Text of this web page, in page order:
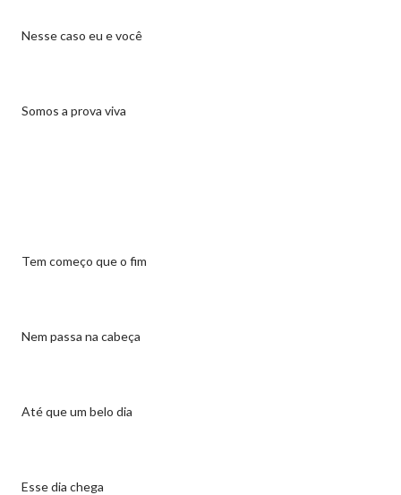
Nesse caso eu e você
Somos a prova viva
Tem começo que o fim
Nem passa na cabeça
Até que um belo dia
Esse dia chega